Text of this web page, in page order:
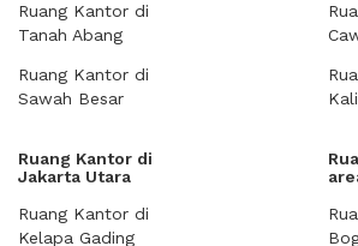
Ruang Kantor di
Tanah Abang
Ruang Kantor di
Sawah Besar
Ruang Kantor di
Jakarta Utara
Ruang Kantor di
Kelapa Gading